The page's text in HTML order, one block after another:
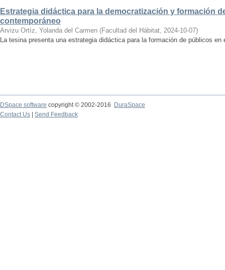
Estrategia didáctica para la democratización y formación
contemporáneo
Arvizu Ortíz, Yolanda del Carmen (Facultad del Hábitat, 2024-10-07)
La tesina presenta una estrategia didáctica para la formación de públicos en
DSpace software copyright © 2002-2016
DuraSpace
Contact Us
Send Feedback